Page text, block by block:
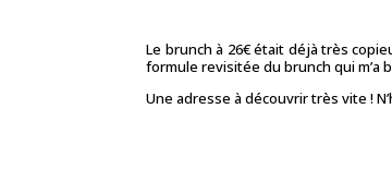
Le brunch à 26€ était déjà très
formule revisitée du brunch qui m’a
Une adresse à découvrir très vite !